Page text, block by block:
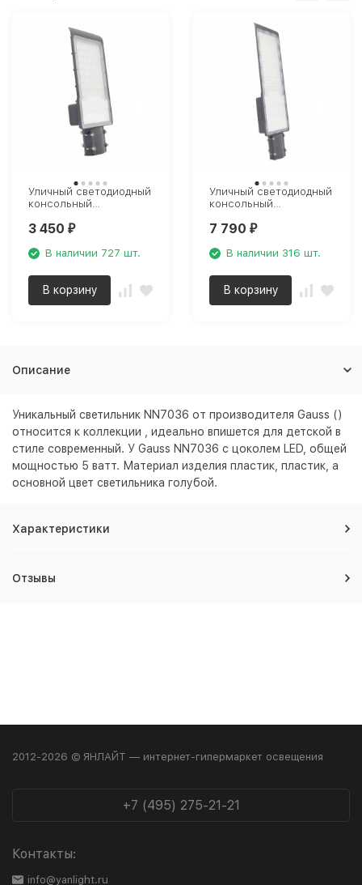
Уличный светодиодный
консольный
Avenue 629536350
3 450 ₽
В наличии 727 шт.
В корзину
Уличный светодиодный
консольный
Avenue 629536320
7 790 ₽
В наличии 316 шт.
В корзину
Описание
Уникальный светильник NN7036 от производителя Gauss ()
относится к коллекции , идеально впишется для детской в
стиле современный. У Gauss NN7036 с цоколем LED, общей
мощностью 5 ватт. Материал изделия пластик, пластик, а
основной цвет светильника голубой.
Характеристики
Отзывы
2012-2026 © ЯНЛАЙТ — интернет-гипермаркет освещения
+7 (495) 275-21-21
Контакты:
info@yanlight.ru